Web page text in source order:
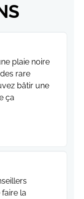
plaie noire
rare
bâtir une
ça
la